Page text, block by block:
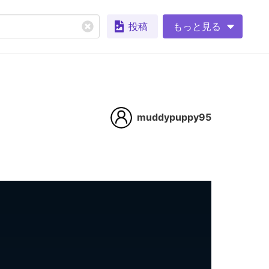
投稿 もっと見る
muddypuppy95